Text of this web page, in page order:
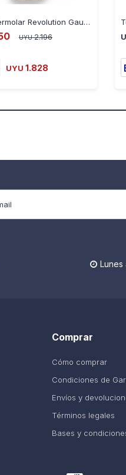
Termo Termolar Revolution Gaucho 1LT
UYU 2.196
UYU 1.828
 Lunes
Comprar
Cómo comprar
Condiciones de
Envíos y
Términos legales
Bases y